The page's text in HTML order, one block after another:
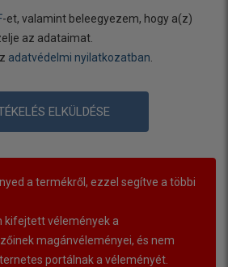
-et, valamint beleegyezem, hogy a(z)
az adataimat.
adatvédelmi nyilatkozatban
ELKÜLDÉSE
a termékről, ezzel segítve a többi
kifejtett vélemények a
magánvéleményei, és nem
portálnak a véleményét.